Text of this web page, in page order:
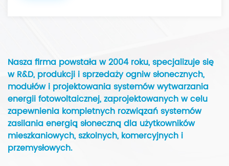
Nasza firma powstała w 2004 roku, specjalizuje się
w R&D, produkcji i sprzedaży ogniw słonecznych,
modułów i projektowania systemów wytwarzania
energii fotowoltaicznej, zaprojektowanych w celu
zapewnienia kompletnych rozwiązań systemów
zasilania energią słoneczną dla użytkowników
mieszkaniowych, szkolnych, komercyjnych i
przemysłowych.